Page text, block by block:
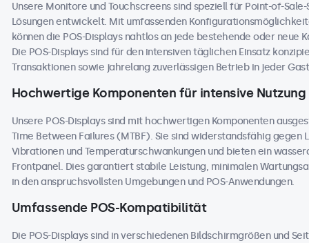
Unsere Monitore und Touchscreens sind speziell für Point-of-
Lösungen entwickelt. Mit umfassenden
können die POS-Displays nahtlos an jede bestehende oder neue
Die POS-Displays sind für den intensiven täglichen Einsatz
Transaktionen sowie jahrelang zuverlässigen Betrieb in jeder
Hochwertige Komponenten für intensive Nutzung
Unsere POS-Displays sind mit hochwertigen Komponenten
Time Between Failures (MTBF). Sie sind widerstandsfähig
Vibrationen und Temperaturschwankungen und bieten ein
Frontpanel. Dies garantiert stabile Leistung, minimalen
in den anspruchsvollsten Umgebungen und POS-Anwendungen.
Umfassende POS-Kompatibilität
Die POS-Displays sind in verschiedenen Bildschirmgrößen und